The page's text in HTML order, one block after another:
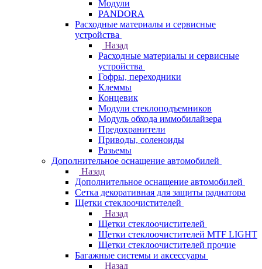
Модули
PANDORA
Расходные материалы и сервисные
устройства
Назад
Расходные материалы и сервисные
устройства
Гофры, переходники
Клеммы
Концевик
Модули стеклоподъемников
Модуль обхода иммобилайзера
Предохранители
Приводы, соленоиды
Разьемы
Дополнительное оснащение автомобилей
Назад
Дополнительное оснащение автомобилей
Сетка декоративная для защиты радиатора
Щетки стеклоочистителей
Назад
Щетки стеклоочистителей
Щетки стеклоочистителей MTF LIGHT
Щетки стеклоочистителей прочие
Багажные системы и аксессуары
Назад